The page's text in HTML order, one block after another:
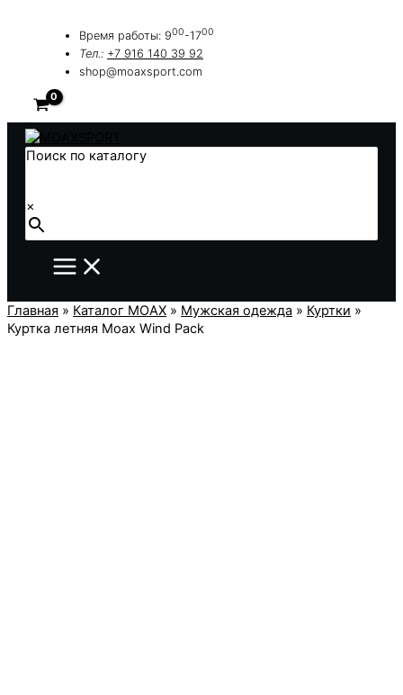
содержимому
Время работы: 900-1700
Тел.: +7 916 140 39 92
shop@moaxsport.com
Поиск по каталогу
×
Главная » Каталог MOAX » Мужская одежда » Куртки »
Куртка летняя Moax Wind Pack